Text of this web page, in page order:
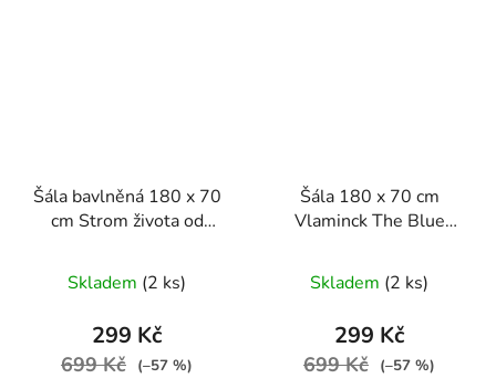
Šála bavlněná 180 x 70
cm Strom života od
Skladem (2 ks)
299 Kč
699 Kč (–57 %)
Šála 180 x 70 cm
Vlaminck The Blue
Skladem (2 ks)
299 Kč
699 Kč (–57 %)